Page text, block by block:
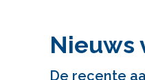
Nieuws
De recente